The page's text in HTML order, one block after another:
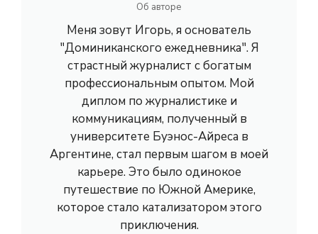
Об авторе
Меня зовут Игорь, я основатель
"Доминиканского ежедневника". Я
страстный журналист с богатым
профессиональным опытом. Мой
диплом по журналистике и
коммуникациям, полученный в
университете Буэнос-Айреса в
Аргентине, стал первым шагом в моей
карьере. Это было одинокое
путешествие по Южной Америке,
которое стало катализатором этого
приключения.